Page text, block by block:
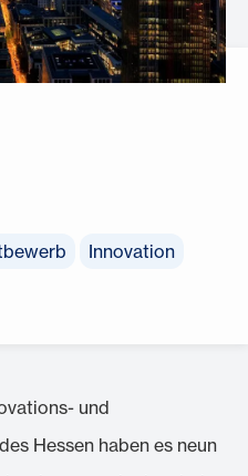
Innovation
und
Hessen haben es neun